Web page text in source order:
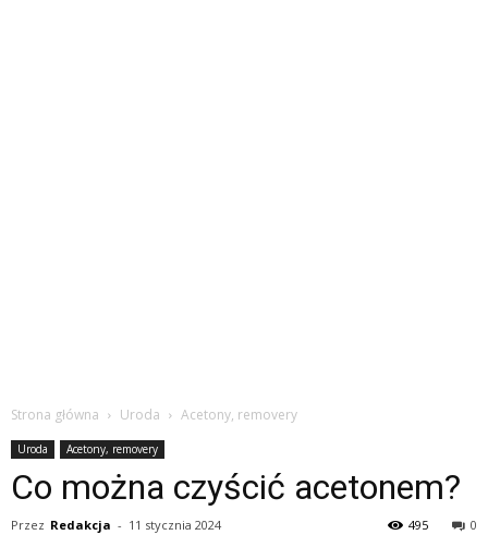
Strona główna Uroda Acetony, removery
Uroda Acetony, removery
Co można czyścić acetonem?
Przez Redakcja - 11 stycznia 2024 0
495